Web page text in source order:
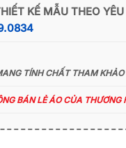
KẾ MẪU THEO
TÍNH CHẤT THAM KHẢO
BÁN LẺ ÁO CỦA THƯƠNG